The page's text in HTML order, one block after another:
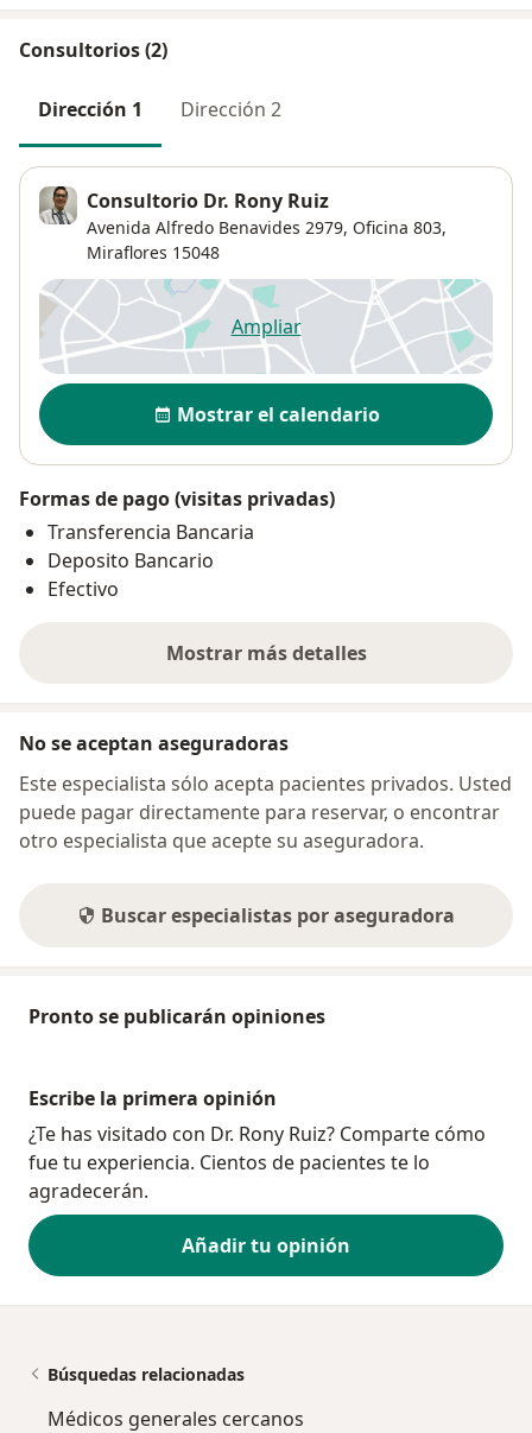
Consultorios (2)
Dirección 1 Dirección 2
Consultorio Dr. Rony Ruiz
Avenida Alfredo Benavides 2979, Oficina 803,
Miraflores 15048
Ampliarse abre en una nueva
Disponibilidad
Mostrar el calendario
Formas de pago (visitas privadas)
Transferencia Bancaria
Deposito Bancario
Efectivo
Mostrar más detalles
sobre la dirección
No se aceptan aseguradoras
Este especialista sólo acepta pacientes privados. Usted
puede pagar directamente para reservar, o encontrar
otro especialista que acepte su aseguradora.
Buscar especialistas por aseguradora
Pronto se publicarán opiniones
Escribe la primera opinión
¿Te has visitado con Dr. Rony Ruiz? Comparte cómo
fue tu experiencia. Cientos de pacientes te lo
agradecerán.
Añadir tu opinión
Búsquedas relacionadas
Médicos generales cercanos